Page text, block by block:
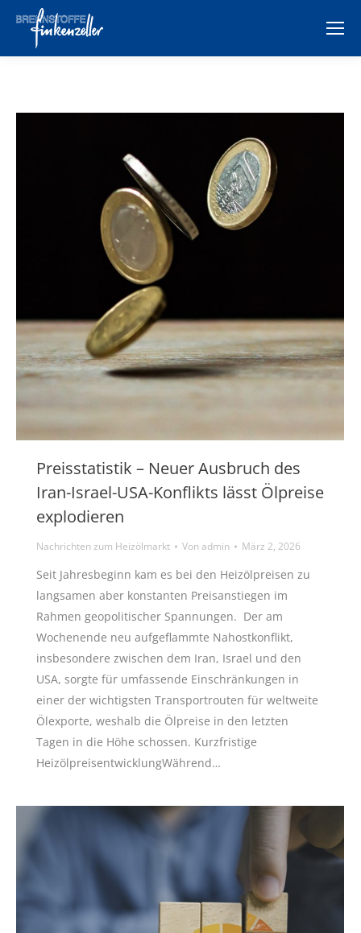
Preisstatistik – Neuer Ausbruch des
Iran-Israel-USA-Konflikts lässt Ölpreise
explodieren
Nachrichten zum Heizölmarkt Vonadmin März 2, 2026
Seit Jahresbeginn kam es bei den Heizölpreisen zu
langsamen aber konstanten Preisanstiegen im
Rahmen geopolitischer Spannungen. Der am
Wochenende neu aufgeflammte Nahostkonflikt,
insbesondere zwischen dem Iran, Israel und den
USA, sorgte für umfassende Einschränkungen in
einer der wichtigsten Transportrouten für weltweite
Ölexporte, weshalb die Ölpreise in den letzten
Tagen in die Höhe schossen. Kurzfristige
HeizölpreisentwicklungWährend…